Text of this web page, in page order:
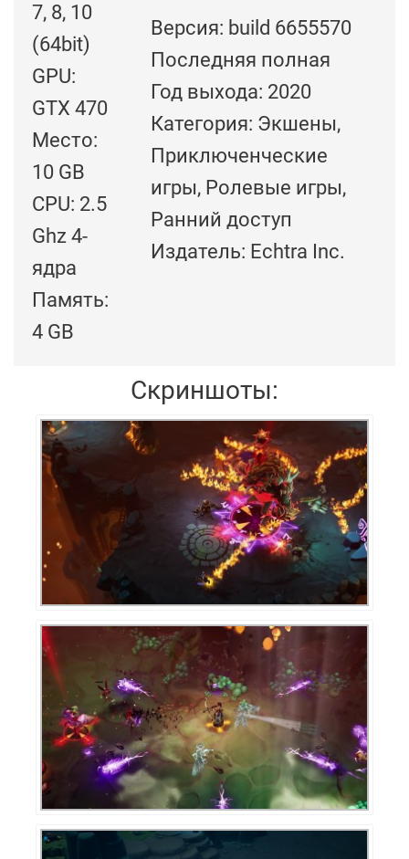
7, 8, 10
(64bit)
GPU:
GTX 470
Место:
10 GB
CPU: 2.5
Ghz 4-
ядра
Память:
4 GB
Версия: build 6655570
Последняя полная
Год выхода: 2020
Категория: Экшены,
Приключенческие
игры, Ролевые игры,
Ранний доступ
Издатель: Echtra Inc.
Скриншоты: